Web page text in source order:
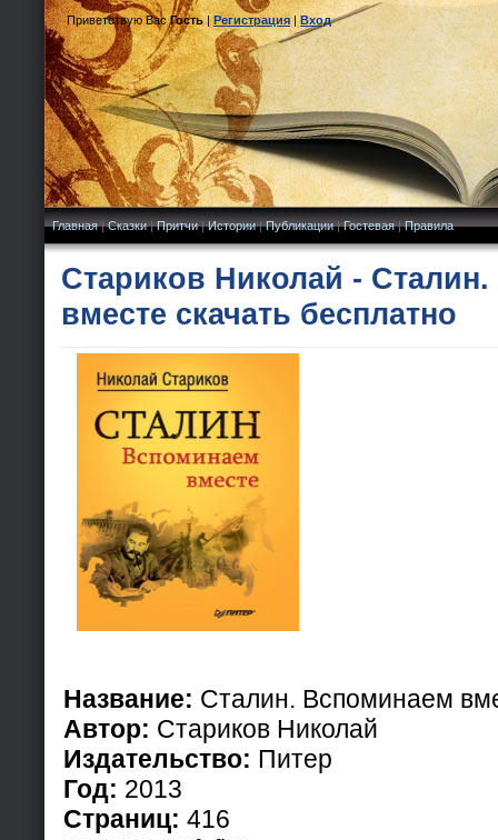
Приветствую Вас Гость|Регистрация|Вход
Главная|Сказки|Притчи|Истории|Публикации|Гостевая|Правила
Стариков Николай -
вместе скачать бесплатно
Название: Сталин. Вспоминаем
Автор: Стариков Николай
Издательство: Питер
Год: 2013
Страниц: 416